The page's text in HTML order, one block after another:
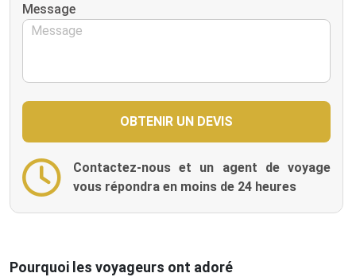
Message
Contactez-nous et un agent de voyage
vous répondra en moins de 24 heures
Pourquoi les voyageurs ont adoré